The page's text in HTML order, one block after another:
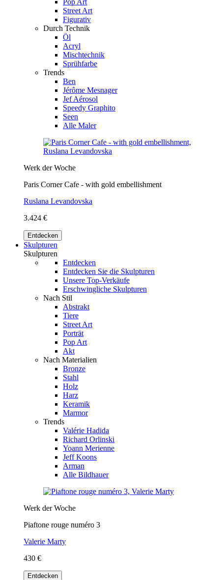
Street Art
Figurativ
Durch Technik
Öl
Acryl
Mischtechnik
Sprühfarbe
Trends
Ben
Jérôme Mesnager
Jef Aérosol
Speedy Graphito
Seen
Alle Maler
Werk der Woche
Paris Corner Cafe - with gold embellishment
Ruslana Levandovska
3.424 €
Entdecken
Skulpturen
Skulpturen
Entdecken
Entdecken Sie die Skulpturen
Unsere Top-Verkäufe
Erschwingliche Skulpturen
Nach Stil
Abstrakt
Tiere
Street Art
Porträt
Pop Art
Akt
Nach Materialien
Bronze
Stahl
Holz
Harz
Keramik
Marmor
Trends
Valérie Hadida
Richard Orlinski
Yoann Merienne
Jeff Koons
Arman
Alle Bildhauer
Werk der Woche
Piaftone rouge numéro 3
Valerie Marty
430 €
Entdecken